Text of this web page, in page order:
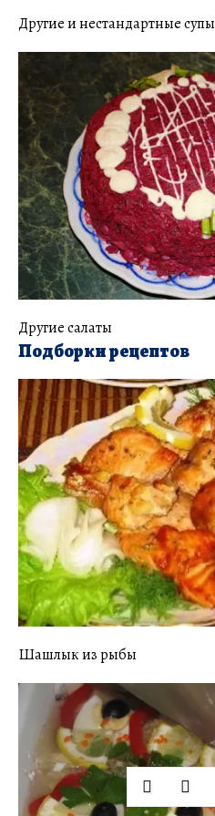
Другие и нестандартные супы
Другие салаты
Подборки рецептов
Шашлык из рыбы